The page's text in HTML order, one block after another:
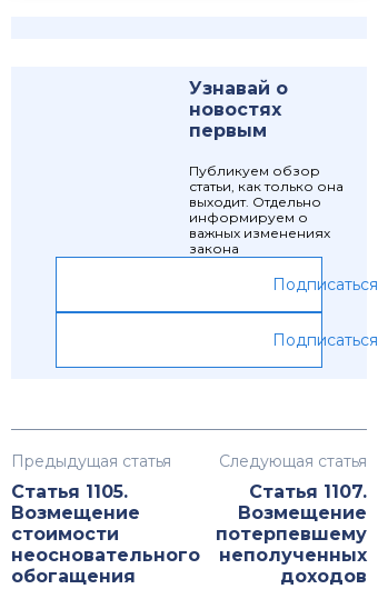
Узнавай о
новостях
первым
Публикуем обзор
статьи, как только она
выходит. Отдельно
информируем о
важных изменениях
закона
Подписаться
Подписаться
Предыдущая статья
Статья 1105.
Возмещение
стоимости
неосновательного
обогащения
Следующая статья
Статья 1107.
Возмещение
потерпевшему
неполученных
доходов